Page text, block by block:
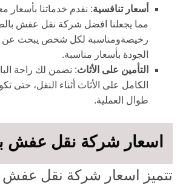
أسعار تنافسية: نقدم خدماتنا بأسعار
مما يجعلنا افضل شركة نقل عفش
رخيصةومناسبة لكل شخص يبحث عن
الجودة بأسعار مناسبة.
التأمين على الأثاث: نضمن لك راحة
الكامل على الأثاث أثناء النقل، حتى
طوال العملية.
اسعار شركة نقل عفش
تتميز اسعار شركة نقل عفش